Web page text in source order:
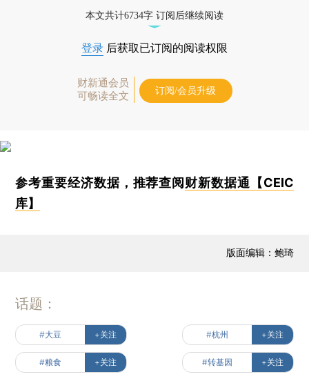
本文共计6734字 订阅后继续阅读
登录 后获取已订阅的阅读权限
财新通会员
可畅读全文
订阅/会员升级
参考重要经济数据，推荐查阅财新数据通【CEIC
库】
版面编辑：鲍琦
话题：
#大豆 +关注 #杭州 +关注
#粮食 +关注 #转基因 +关注